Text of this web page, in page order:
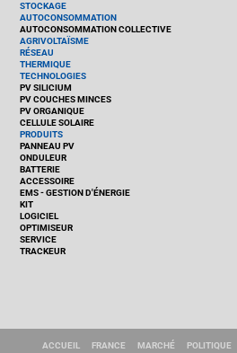
STOCKAGE
AUTOCONSOMMATION
AUTOCONSOMMATION COLLECTIVE
AGRIVOLTAÏSME
RÉSEAU
THERMIQUE
TECHNOLOGIES
PV SILICIUM
PV COUCHES MINCES
PV ORGANIQUE
CELLULE SOLAIRE
PRODUITS
PANNEAU PV
ONDULEUR
BATTERIE
ACCESSOIRE
EMS - GESTION D'ÉNERGIE
KIT
LOGICIEL
OPTIMISEUR
SERVICE
TRACKEUR
ACCUEIL FRANCE MARCHÉ POLITIQUE